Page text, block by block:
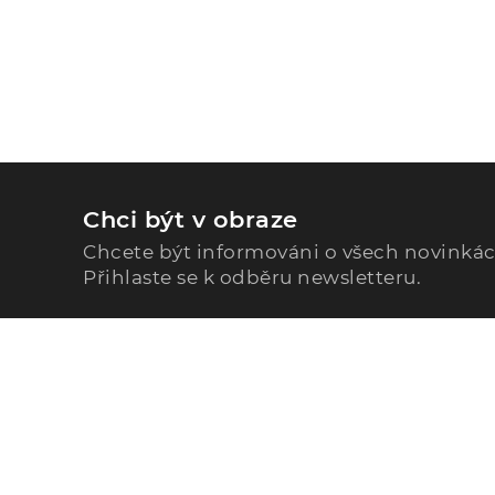
Chci být v obraze
Chcete být informováni o všech
Přihlaste se k odběru newsletteru.